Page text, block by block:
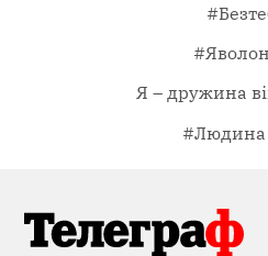
Я – дружина
#Людина